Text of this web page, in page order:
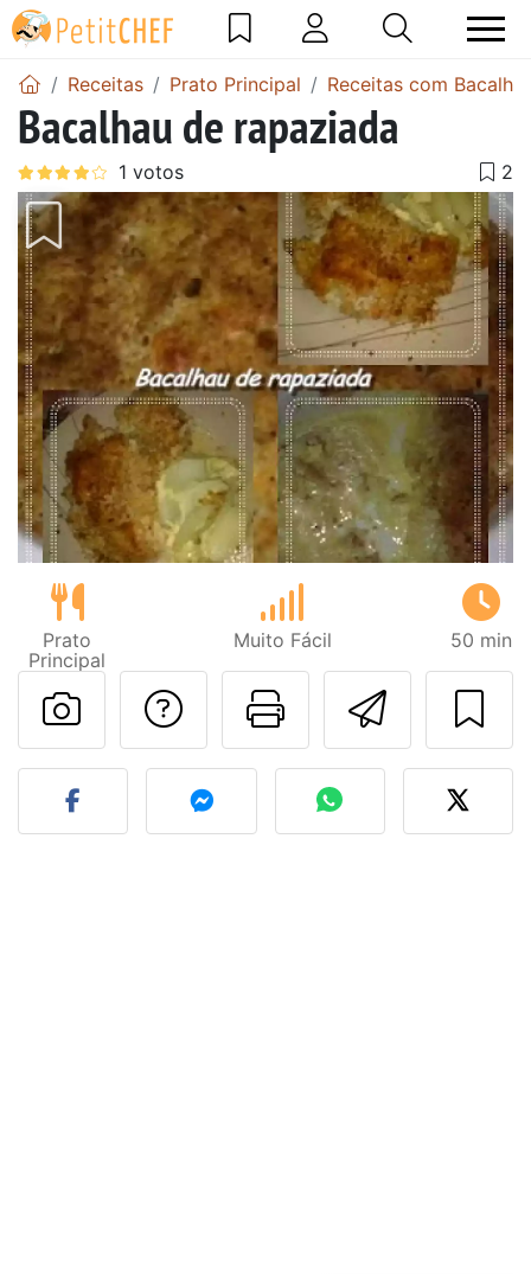
Receitas Prato Principal Receitas com
Bacalhau de rapaziada
Prato
Principal
Muito Fácil 50 min
Imprima
Falar com o autor
Fez esta receita?